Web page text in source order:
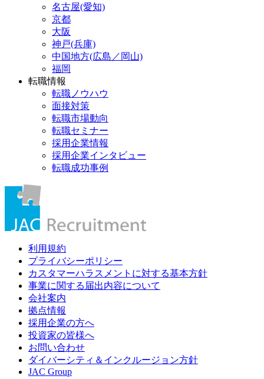
名古屋(愛知)
京都
大阪
神戸(兵庫)
中国地方(広島／岡山)
福岡
転職情報
転職ノウハウ
面接対策
転職市場動向
転職セミナー
採用企業情報
採用企業インタビュー
転職成功事例
利用規約
プライバシーポリシー
カスタマーハラスメントに対する基本方針
事業に関する届出内容について
会社案内
拠点情報
採用企業の方へ
投資家の皆様へ
お問い合わせ
ダイバーシティ＆インクルージョン方針
JAC Group